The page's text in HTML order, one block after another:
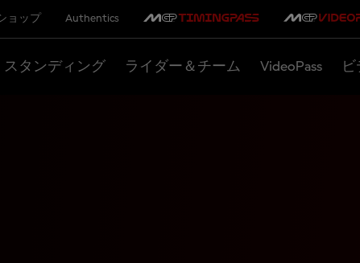
ョップ Authentics
スタンディング ライダー＆チーム VideoPass